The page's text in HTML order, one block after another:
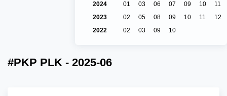
2024
01 03 06 07 09 10
11
2023
02 05 08 09 10 11
12
2022
02 03 09 10
#PKP PLK - 2025-06